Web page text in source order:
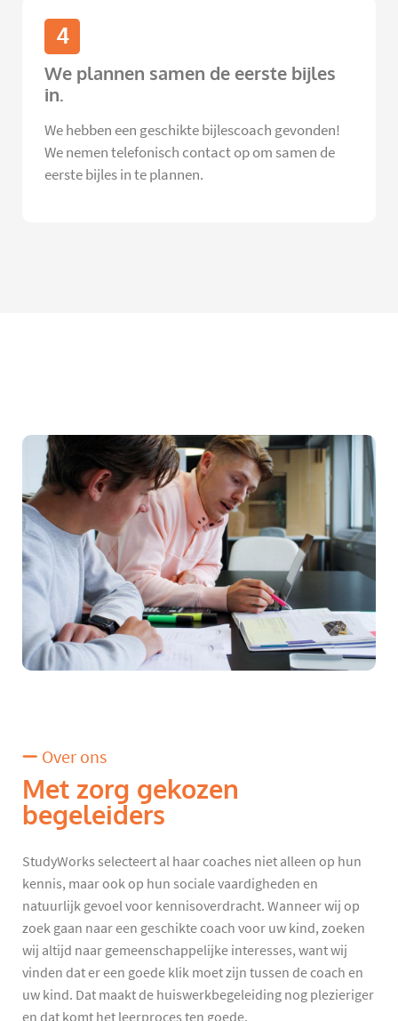
4
We plannen samen de eerste bijles
in.
We hebben een geschikte bijlescoach gevonden!
We nemen telefonisch contact op om samen de
eerste bijles in te plannen.
Over ons
Met zorg gekozen
begeleiders
StudyWorks selecteert al haar coaches niet alleen op hun
kennis, maar ook op hun sociale vaardigheden en
natuurlijk gevoel voor kennisoverdracht. Wanneer wij op
zoek gaan naar een geschikte coach voor uw kind, zoeken
wij altijd naar gemeenschappelijke interesses, want wij
vinden dat er een goede klik moet zijn tussen de coach en
uw kind. Dat maakt de huiswerkbegeleiding nog plezieriger